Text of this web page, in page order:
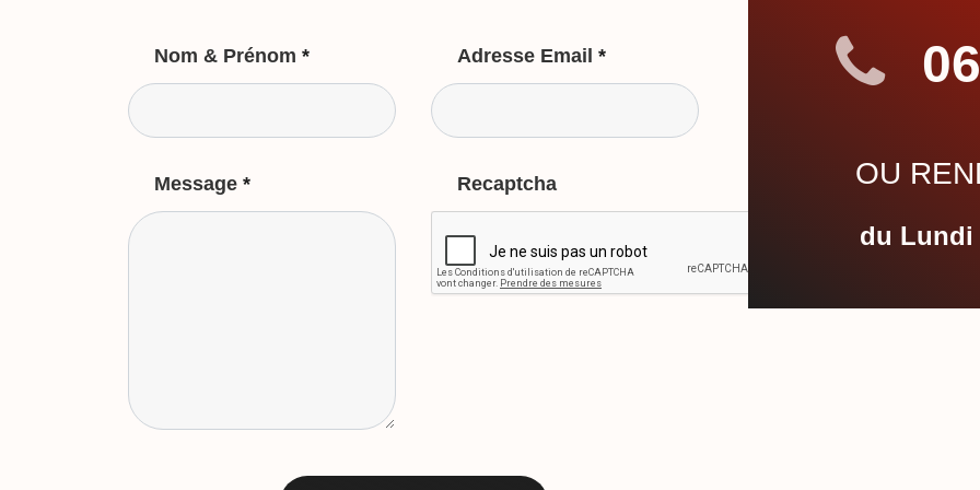
Nom & Prénom * Adresse Email *
Message * Recaptcha OU
du Lundi